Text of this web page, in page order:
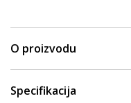
O proizvodu
Specifikacija